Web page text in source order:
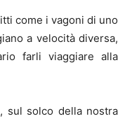
come i vagoni di uno
a velocità diversa,
farli viaggiare alla
sul solco della nostra